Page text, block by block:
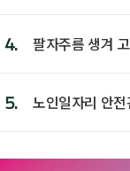
4. 팔자주름 생겨
5.
노인일자리 안